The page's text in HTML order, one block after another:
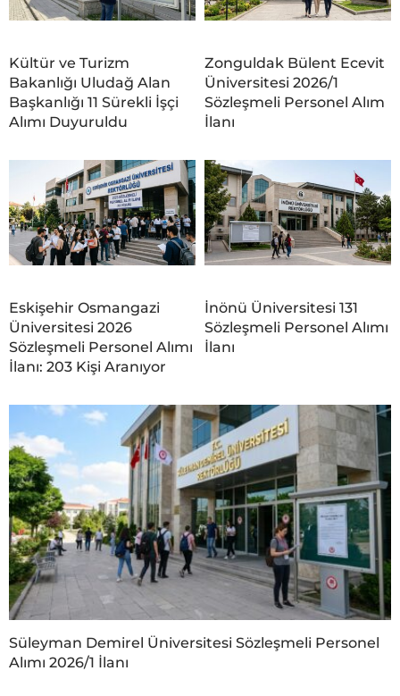
Kültür ve Turizm
Bakanlığı Uludağ Alan
Başkanlığı 11 Sürekli İşçi
Alımı Duyuruldu
Zonguldak Bülent Ecevit
Üniversitesi 2026/1
Sözleşmeli Personel Alım
İlanı
Eskişehir Osmangazi
Üniversitesi 2026
Sözleşmeli Personel Alımı
İlanı: 203 Kişi Aranıyor
İnönü Üniversitesi 131
Sözleşmeli Personel Alımı
İlanı
Süleyman Demirel Üniversitesi Sözleşmeli Personel
Alımı 2026/1 İlanı